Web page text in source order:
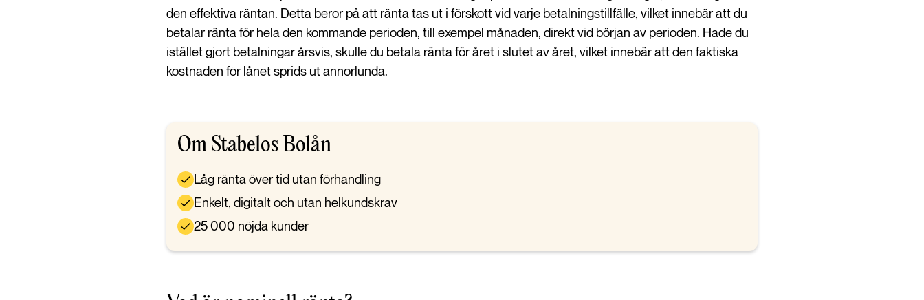
den effektiva räntan. Detta beror på att ränta tas ut i förskott vid varje betalningstillfälle, vilket innebär att du
betalar ränta för hela den kommande perioden, till exempel månaden, direkt vid början av perioden. Hade du
istället gjort betalningar årsvis, skulle du betala ränta för året i slutet av året, vilket innebär att den faktiska
kostnaden för lånet sprids ut annorlunda.
Om Stabelos Bolån
Låg ränta över tid utan förhandling
Enkelt, digitalt och utan helkundskrav
25 000 nöjda kunder